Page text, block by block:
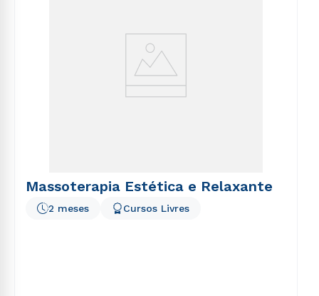
Massoterapia Estética e Relaxante
2 meses Cursos Livres